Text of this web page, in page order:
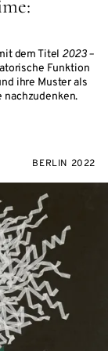
dem Titel 2023 –
Funktion
ihre Muster als
nachzudenken.
BERLIN 2022